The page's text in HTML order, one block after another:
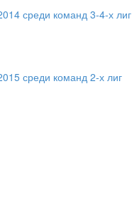
среди команд 3-4-х лиг
среди команд 2-х лиг